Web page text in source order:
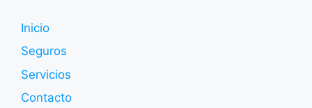
Inicio
Seguros
Servicios
Contacto